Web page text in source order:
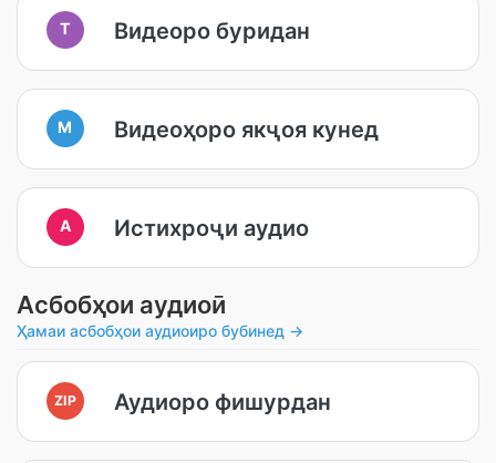
T Видеоро буридан
M Видеоҳоро якҷоя кунед
A Истихроҷи аудио
Асбобҳои аудиоӣ
Ҳамаи асбобҳои аудиоиро бубинед →
ZIP Аудиоро фишурдан